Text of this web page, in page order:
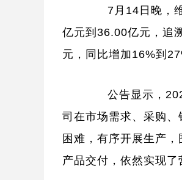
7月14日晚，维
亿元到36.00亿元，追
元，同比增加16%到
公告显示，2022
司在市场需求、采购
困难，有序开展生产
产品交付，依然实现了